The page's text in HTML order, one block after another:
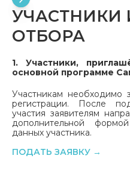
УЧАСТНИКИ
ОТБОРА
1. Участники,
основной программе
Участникам необходимо
регистрации. После
участия заявителям
дополнительной
данных участника.
ПОДАТЬ ЗАЯВКУ →